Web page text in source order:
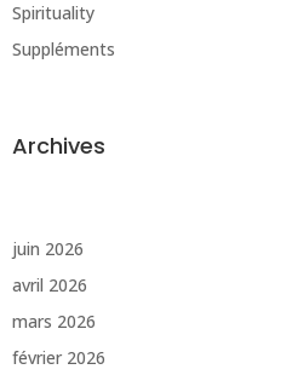
Spirituality
Suppléments
Archives
juin 2026
avril 2026
mars 2026
février 2026